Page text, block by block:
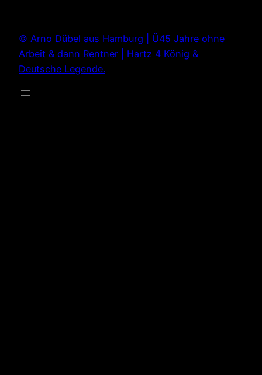
springen
© Arno Dübel aus Hamburg | Ü45 Jahre ohne
Arbeit & dann Rentner | Hartz 4 König &
Deutsche Legende.